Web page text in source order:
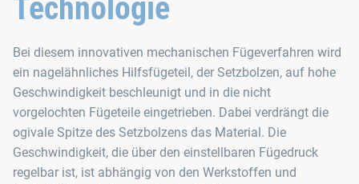
Technologie
Bei diesem innovativen mechanischen Fügeverfahren wird
ein nagelähnliches Hilfsfügeteil, der Setzbolzen, auf hohe
Geschwindigkeit beschleunigt und in die nicht
vorgelochten Fügeteile eingetrieben. Dabei verdrängt die
ogivale Spitze des Setzbolzens das Material. Die
Geschwindigkeit, die über den einstellbaren Fügedruck
regelbar ist, ist abhängig von den Werkstoffen und